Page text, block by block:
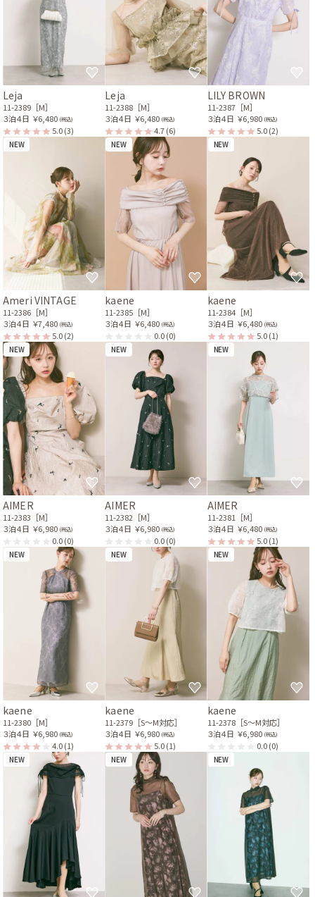
Leja
11-2389［M］
３泊４日 ￥6,480 (税込)
5.0(3)
Leja
11-2388［M］
３泊４日 ￥6,480 (税込)
4.7(6)
LILY BROWN
11-2387［M］
３泊４日 ￥6,980 (税込)
5.0(2)
NEW
Ameri VINTAGE
11-2386［M］
３泊４日 ￥7,480 (税込)
5.0(2)
NEW
kaene
11-2385［M］
３泊４日 ￥6,480 (税込)
0.0(0)
NEW
kaene
11-2384［M］
３泊４日 ￥6,480 (税込)
5.0(1)
NEW
AIMER
11-2383［M］
３泊４日 ￥6,980 (税込)
0.0(0)
NEW
AIMER
11-2382［M］
３泊４日 ￥6,980 (税込)
0.0(0)
NEW
AIMER
11-2381［M］
３泊４日 ￥6,480 (税込)
5.0(1)
NEW
kaene
11-2380［M］
３泊４日 ￥6,980 (税込)
4.0(1)
NEW
kaene
11-2379［S〜M対応］
３泊４日 ￥6,980 (税込)
5.0(1)
NEW
kaene
11-2378［S〜M対応］
３泊４日 ￥6,980 (税込)
0.0(0)
NEW NEW NEW